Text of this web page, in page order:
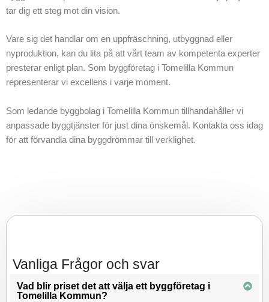
tar dig ett steg mot din vision.
Vare sig det handlar om en uppfräschning, utbyggnad eller
nyproduktion, kan du lita på att vårt team av kompetenta experter
presterar enligt plan. Som byggföretag i Tomelilla Kommun
representerar vi excellens i varje moment.
Som ledande byggbolag i Tomelilla Kommun tillhandahåller vi
anpassade byggtjänster för just dina önskemål. Kontakta oss idag
för att förvandla dina byggdrömmar till verklighet.
Vanliga Frågor och svar
Vad blir priset det att välja ett byggföretag i
Tomelilla Kommun?